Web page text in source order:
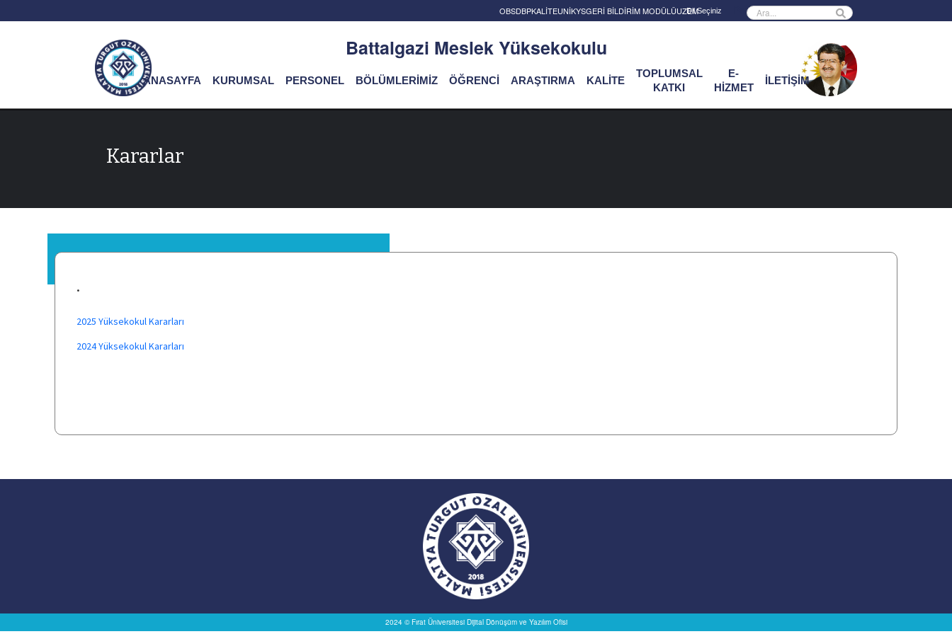
OBSDBPKALİTEUNİKYSGERİ BİLDİRİM MODÜLÜUZEM Powered by
Battalgazi Meslek Yüksekokulu
ANASAYFA KURUMSAL PERSONEL BÖLÜMLERİMİZ ÖĞRENCİ ARAŞTIRMA KALİTE
TOPLUMSAL
KATKI
E-
HİZMET
İLETİŞİM
Kararlar
.
2025 Yüksekokul Kararları
2024 Yüksekokul Kararları
2024 © Fırat Üniversitesi Dijital Dönüşüm ve Yazılım Ofisi